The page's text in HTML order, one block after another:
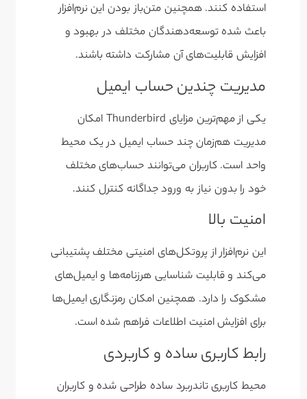
استفاده کنند. همچنین متن‌باز بودن این نرم‌افزار
باعث شده توسعه‌دهندگان مختلف در بهبود و
افزایش قابلیت‌های آن مشارکت داشته باشند.
مدیریت چندین حساب ایمیل
یکی از مهم‌ترین مزایای Thunderbird امکان
مدیریت هم‌زمان چند حساب ایمیل در یک محیط
واحد است. کاربران می‌توانند حساب‌های مختلف
خود را بدون نیاز به ورود جداگانه کنترل کنند.
امنیت بالا
این نرم‌افزار از پروتکل‌های امنیتی مختلف پشتیبانی
می‌کند و قابلیت شناسایی هرزنامه‌ها و ایمیل‌های
مشکوک را دارد. همچنین امکان رمزنگاری ایمیل‌ها
برای افزایش امنیت اطلاعات فراهم شده است.
رابط کاربری ساده و کاربردی
محیط کاربری تاندربرد ساده طراحی شده و کاربران